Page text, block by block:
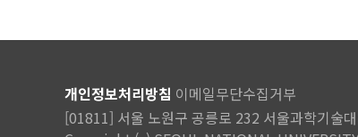
개인정보처리방침 이메일무단수집거부
[01811] 서울 노원구 공릉로 232 서울과학기술